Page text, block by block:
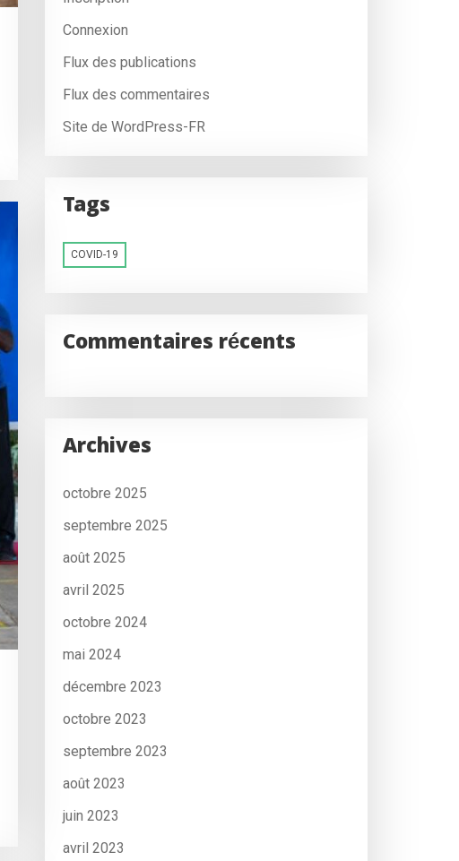
Connexion
Flux des publications
Flux des commentaires
Site de WordPress-FR
Tags
COVID-19
Commentaires récents
Archives
octobre 2025
septembre 2025
août 2025
avril 2025
octobre 2024
mai 2024
décembre 2023
octobre 2023
septembre 2023
août 2023
juin 2023
avril 2023